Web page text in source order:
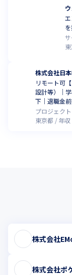
株式会社日
リモート可
設計等）｜
下｜退職金
プロジェク
東京都
年収
株式会社
株式会社ポ